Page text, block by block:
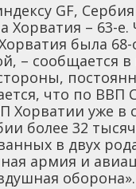
GF,
Хорватия – 63-
была 68-
– сообщается в
что по ВВП
Хорватии уже в
более 32
в двух
армия и
оборона».